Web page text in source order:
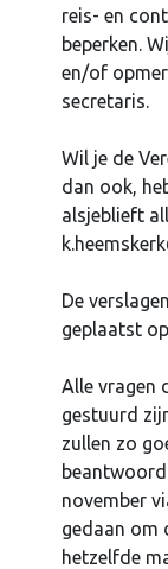
reis- en
beperken.
en/of
secretaris.
Wil je de
dan ook,
alsjeblieft
De
geplaatst
Alle vragen
gestuurd
zullen zo
november
gedaan om
hetzelfde